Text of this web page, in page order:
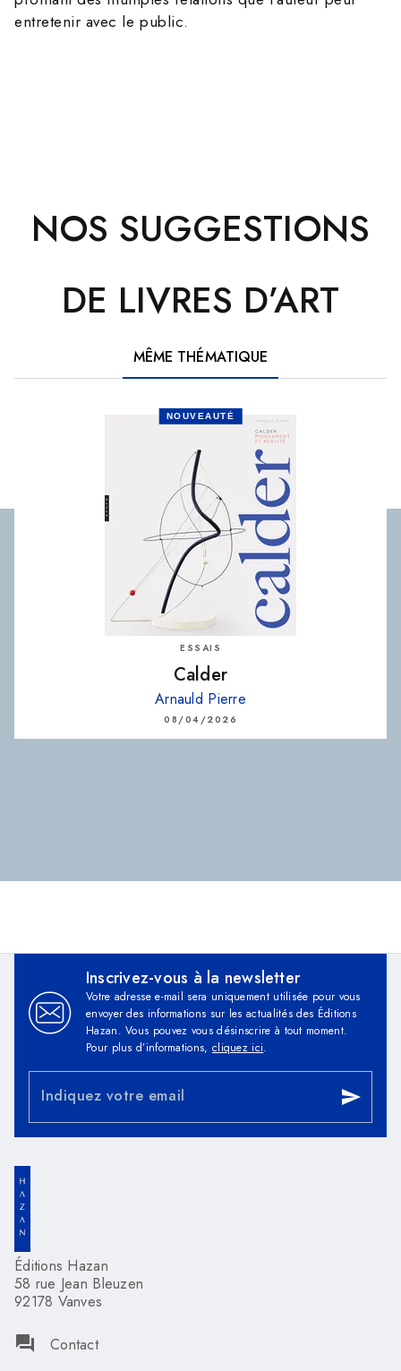
entretenir avec le public.
NOS SUGGESTIONS
DE LIVRES D’ART
MÊME THÉMATIQUE
NOUVEAUTÉ
ESSAIS
Calder
Arnauld Pierre
08/04/2026
Inscrivez-vous à la newsletter
Votre adresse e-mail sera uniquement utilisée pour vous
envoyer des informations sur les actualités des Éditions
Hazan. Vous pouvez vous désinscrire à tout moment.
Pour plus d’informations, cliquez ici.
Indiquez votre email send
Éditions Hazan
58 rue Jean Bleuzen
92178 Vanves
question_answer Contact